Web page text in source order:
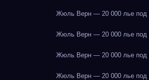
Жюль Верн — 20 000 лье под
Жюль Верн — 20 000 лье под
Жюль Верн — 20 000 лье под
Жюль Верн — 20 000 лье под